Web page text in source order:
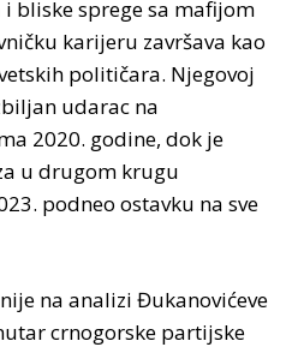
bliske sprege sa mafijom
karijeru završava kao
političara. Njegovoj
udarac na
2020. godine, dok je
u drugom krugu
podneo ostavku na sve
na analizi Đukanovićeve
crnogorske partijske